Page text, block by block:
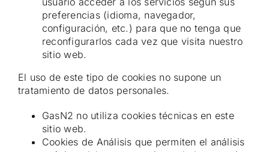
preferencias (idioma, navegador,
configuración, etc.) para que no tenga que
reconfigurarlos cada vez que visita nuestro
sitio web.
El uso de este tipo de cookies no supone un
tratamiento de datos personales.
GasN2 no utiliza cookies técnicas en este
sitio web.
Cookies de Análisis que permiten el análisis